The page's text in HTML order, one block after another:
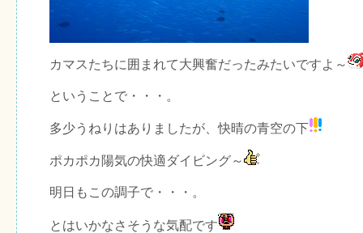
カマスたちに囲まれて大興奮だったみたいですよ～
ということで・・・。
多少うねりはありましたが、快晴の青空の下
ポカポカ陽気の快適ダイビング～
明日もこの調子で・・・。
とはいかなさそうな気配です